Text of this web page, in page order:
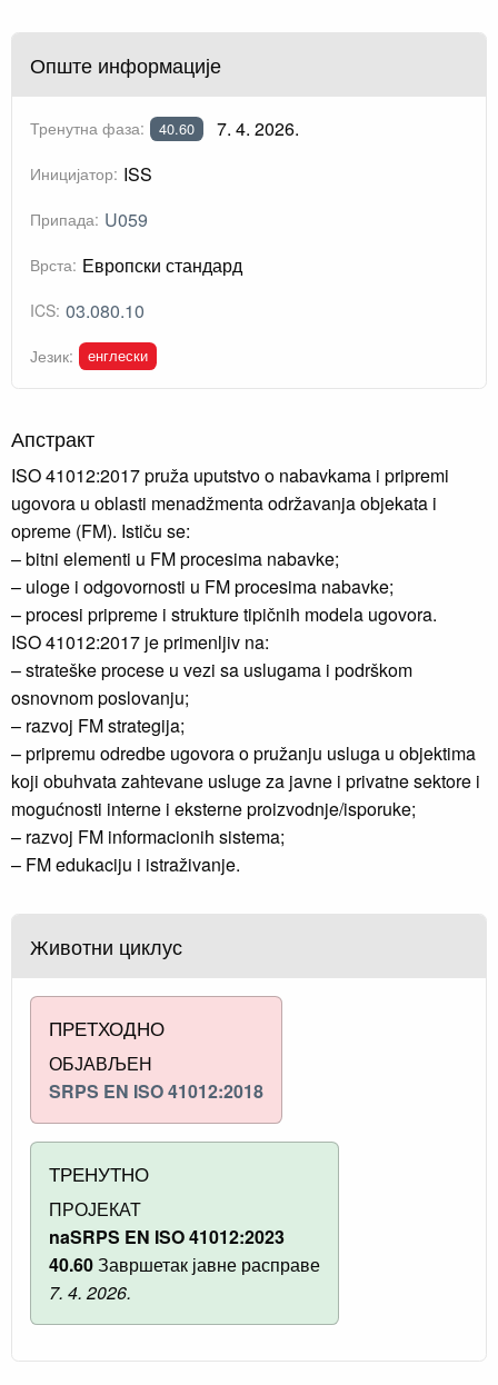
Опште информације
Тренутна фаза: 40.60 7. 4. 2026.
Иницијатор: ISS
Припада: U059
Врста: Европски стандард
ICS: 03.080.10
Језик: енглески
Апстракт
ISO 41012:2017 pruža uputstvo o nabavkama i pripremi
ugovora u oblasti menadžmenta održavanja objekata i
opreme (FM). Ističu se:
– bitni elementi u FM procesima nabavke;
– uloge i odgovornosti u FM procesima nabavke;
– procesi pripreme i strukture tipičnih modela ugovora.
ISO 41012:2017 je primenljiv na:
– strateške procese u vezi sa uslugama i podrškom
osnovnom poslovanju;
– razvoj FM strategija;
– pripremu odredbe ugovora o pružanju usluga u objektima
koji obuhvata zahtevane usluge za javne i privatne sektore i
mogućnosti interne i eksterne proizvodnje/isporuke;
– razvoj FM informacionih sistema;
– FM edukaciju i istraživanje.
Животни циклус
ПРЕТХОДНО
ОБЈАВЉЕН
SRPS EN ISO 41012:2018
ТРЕНУТНО
ПРОЈЕКАТ
naSRPS EN ISO 41012:2023
40.60Завршетак јавне расправе
7. 4. 2026.